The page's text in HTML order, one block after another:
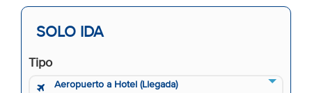
SOLO IDA
Tipo
Aeropuerto a Hotel (Llegada)